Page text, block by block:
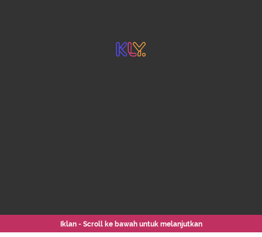
Iklan - Scroll ke bawah untuk melanjutkan